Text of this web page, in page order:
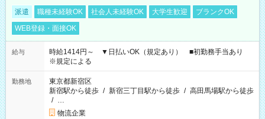
派遣 職種未経験OK 社会人未経験OK 大学生歓迎
ブランクOK
WEB登録・面接OK
給与
時給1414円～ ▼日払いOK（規定あり） ■初勤務手当あり
※規定による
勤務地
東京都新宿区
新宿駅から徒歩 / 新宿三丁目駅から徒歩 / 高田馬場駅から徒歩
/ …
物流企業